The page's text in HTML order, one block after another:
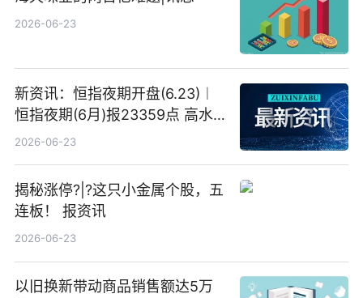
2026-06-23
新资讯：恒指夜期开盘(6.23)︱
恒指夜期(6月)报23359点 高水
23点
2026-06-23
揭秘涨停?|?这只小金属个股，五
连板！ 报资讯
2026-06-23
以旧换新带动商品销售额达5万